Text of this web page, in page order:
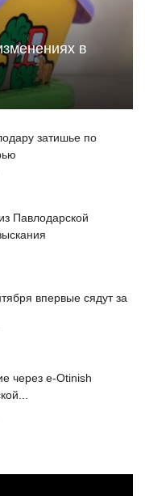
в
затишье по
Павлодарской
впервые сядут за
через e-Otinish